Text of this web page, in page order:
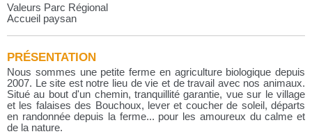
Valeurs Parc Régional
Accueil paysan
PRÉSENTATION
Nous sommes une petite ferme en agriculture biologique depuis
2007. Le site est notre lieu de vie et de travail avec nos animaux.
Situé au bout d'un chemin, tranquillité garantie, vue sur le village
et les falaises des Bouchoux, lever et coucher de soleil, départs
en randonnée depuis la ferme... pour les amoureux du calme et
de la nature.